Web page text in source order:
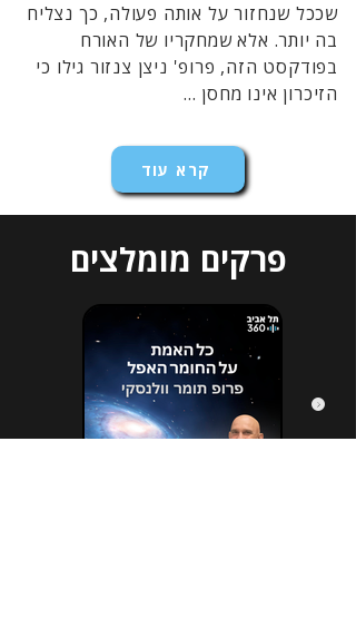
שככל שנחזור על אותה פעולה, כך נצליח
בה יותר. אלא שמחקריו של האורח
בפודקסט הזה, פרופ' ניצן צנזור גילו כי
הזיכרון אינו מחסן ...
קרא עוד
פרקים מומלצים